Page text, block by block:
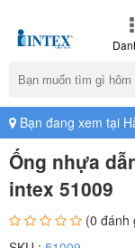
Bạn đang xem tại
Ống nhựa
intex 51009
(0 đánh